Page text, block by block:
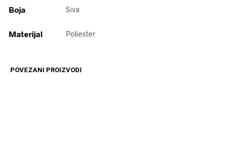
Boja Siva
Materijal Poliester
POVEZANI PROIZVODI